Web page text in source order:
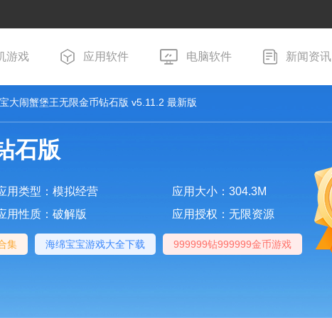
游戏 应用软件 电脑软件 新闻资讯
大闹蟹堡王无限金币钻石版 v5.11.2 最新版
石版
用类型：模拟经营
应用大小：304.3M
用性质：破解版 应用授权：无限资源
集 海绵宝宝游戏大全下载 999999钻999999金币游戏